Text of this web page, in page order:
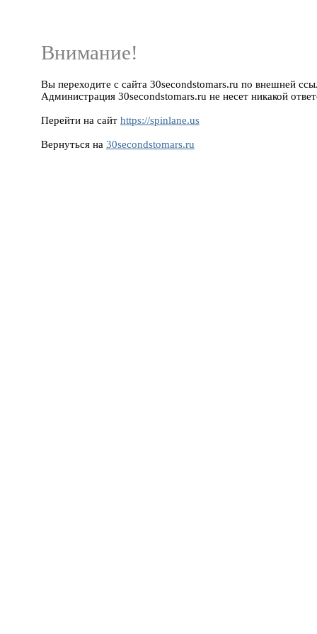
Внимание!
Вы переходите с сайта 30secondstomars.ru по внешней
Администрация 30secondstomars.ru не несет никакой
Перейти на сайт https://spinlane.us
Вернуться на 30secondstomars.ru